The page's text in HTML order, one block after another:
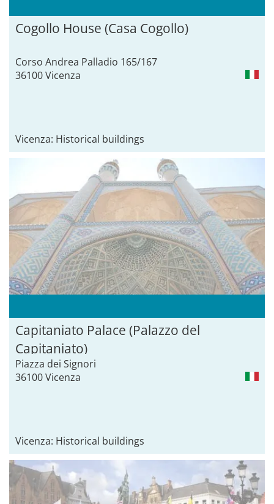
Cogollo House (Casa Cogollo)
Corso Andrea Palladio 165/167
36100 Vicenza
Vicenza: Historical buildings
Capitaniato Palace (Palazzo del
Capitaniato)
Piazza dei Signori
36100 Vicenza
Vicenza: Historical buildings